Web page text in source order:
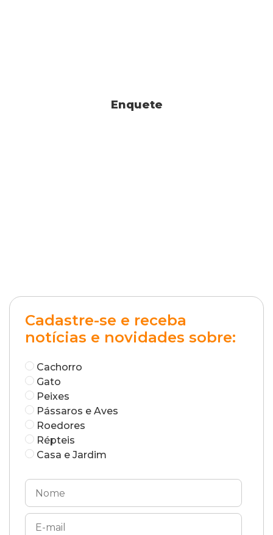
Enquete
Cadastre-se e receba
notícias e novidades sobre:
Cachorro
Gato
Peixes
Pássaros e Aves
Roedores
Répteis
Casa e Jardim